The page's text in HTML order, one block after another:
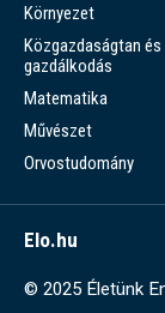
Környezet
Közgazdaságtan és
gazdálkodás
Matematika
Művészet
Orvostudomány
Elo.hu
© 2025 Életünk